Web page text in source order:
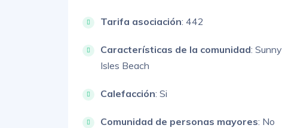
Tarifa asociación: 442
Características de la comunidad: Sunny
Isles Beach
Calefacción: Si
Comunidad de personas mayores: No